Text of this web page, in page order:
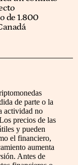
de 1.800
de parte o la
actividad no
precios de las
y pueden
el financiero,
aumenta
Antes de